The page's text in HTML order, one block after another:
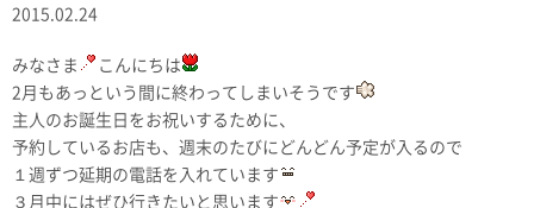
2015.02.24
みなさま
こんにちは
2月もあっという間に終わってしまいそうです
主人のお誕生日をお祝いするために、
予約しているお店も、週末のたびにどんどん予定が入るので
１週ずつ延期の電話を入れています
３月中にはぜひ行きたいと思います